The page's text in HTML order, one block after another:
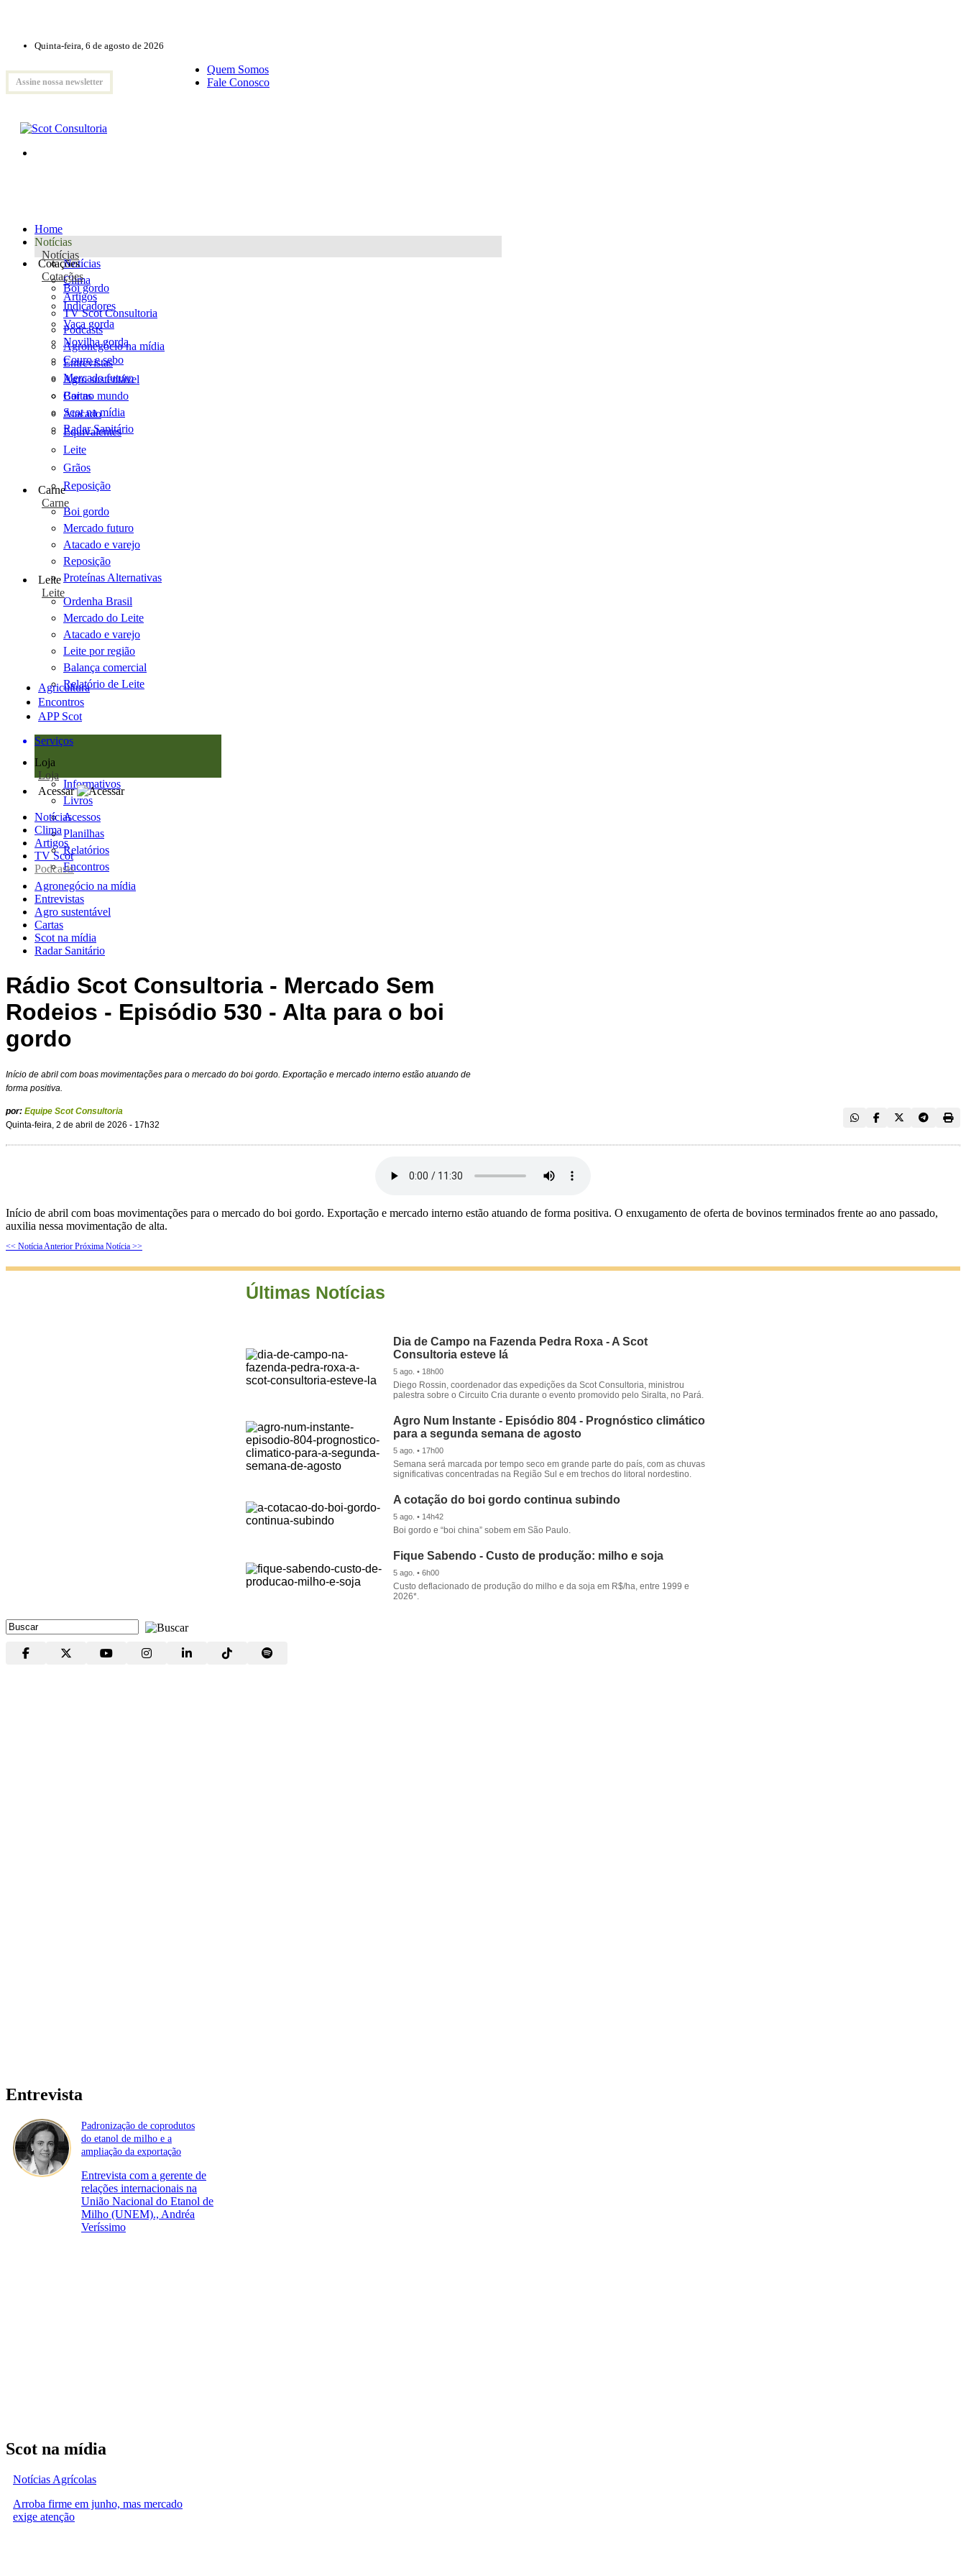
Quinta-feira, 6 de agosto de 2026
Assine nossa newsletter
Quem Somos
Fale Conosco
Home
Notícias
Notícias
Notícias
Clima
Artigos
TV Scot Consultoria
Podcasts
Agronegócio na mídia
Entrevistas
Agro sustentável
Cartas
Scot na mídia
Radar Sanitário
Cotações
Cotações
Boi gordo
Indicadores
Vaca gorda
Novilha gorda
Couro e sebo
Mercado futuro
Boi no mundo
Atacado
Equivalentes
Leite
Grãos
Reposição
Carne
Carne
Boi gordo
Mercado futuro
Atacado e varejo
Reposição
Proteínas Alternativas
Leite
Leite
Ordenha Brasil
Mercado do Leite
Atacado e varejo
Leite por região
Balança comercial
Relatório de Leite
Agricultura
Encontros
APP Scot
Serviços
Loja
Loja
Informativos
Livros
Acessos
Planilhas
Relatórios
Encontros
Acessar
Notícias
Clima
Artigos
TV Scot
Podcasts
Agronegócio na mídia
Entrevistas
Agro sustentável
Cartas
Scot na mídia
Radar Sanitário
Rádio Scot Consultoria - Mercado Sem
Rodeios - Episódio 530 - Alta para o boi
gordo
Início de abril com boas movimentações para o mercado do boi gordo. Exportação e mercado interno estão atuando de
forma positiva.
por: Equipe Scot Consultoria
Quinta-feira, 2 de abril de 2026 - 17h32
Início de abril com boas movimentações para o mercado do boi gordo. Exportação e mercado interno estão atuando de forma positiva. O enxugamento de oferta de bovinos terminados frente ao ano passado,
auxilia nessa movimentação de alta.
<< Notícia Anterior Próxima Notícia >>
Últimas Notícias
Dia de Campo na Fazenda Pedra Roxa - A Scot
Consultoria esteve lá
5 ago. • 18h00
Diego Rossin, coordenador das expedições da Scot Consultoria, ministrou
palestra sobre o Circuito Cria durante o evento promovido pelo Siralta, no Pará.
Agro Num Instante - Episódio 804 - Prognóstico climático
para a segunda semana de agosto
5 ago. • 17h00
Semana será marcada por tempo seco em grande parte do país, com as chuvas
significativas concentradas na Região Sul e em trechos do litoral nordestino.
A cotação do boi gordo continua subindo
5 ago. • 14h42
Boi gordo e “boi china” sobem em São Paulo.
Fique Sabendo - Custo de produção: milho e soja
5 ago. • 6h00
Custo deflacionado de produção do milho e da soja em R$/ha, entre 1999 e
2026*.
Entrevista
Padronização de coprodutos
do etanol de milho e a
ampliação da exportação
Entrevista com a gerente de
relações internacionais na
União Nacional do Etanol de
Milho (UNEM)., Andréa
Veríssimo
Scot na mídia
Notícias Agrícolas
Arroba firme em junho, mas mercado
exige atenção